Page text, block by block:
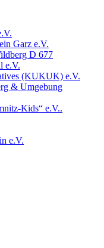
Garz e.V.
D 677
e.V.
(KUKUK) e.V.
& Umgebung
Kids“ e.V..
e.V.